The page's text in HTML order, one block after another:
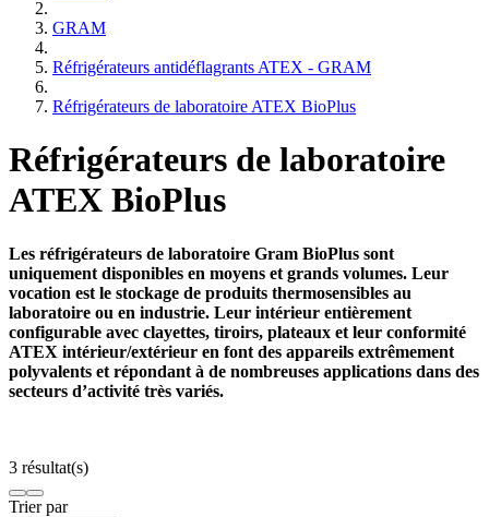
GRAM
Réfrigérateurs antidéflagrants ATEX - GRAM
Réfrigérateurs de laboratoire ATEX BioPlus
Réfrigérateurs de laboratoire
ATEX BioPlus
Les réfrigérateurs de laboratoire Gram BioPlus sont
uniquement disponibles en moyens et grands volumes. Leur
vocation est le stockage de produits thermosensibles au
laboratoire ou en industrie. Leur intérieur entièrement
configurable avec clayettes, tiroirs, plateaux et leur conformité
ATEX intérieur/extérieur en font des appareils extrêmement
polyvalents et répondant à de nombreuses applications dans des
secteurs d’activité très variés.
3 résultat(s)
Trier par